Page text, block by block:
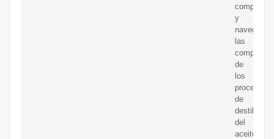
y
navegar
las
de
los
procesos
de
destilación
del